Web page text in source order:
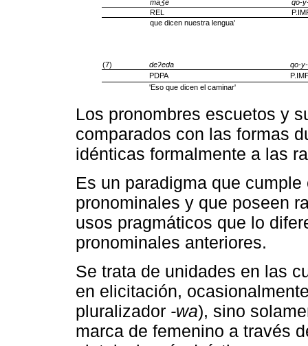
maƷe
qo-
REL
que dicen nuestra lengua'
(7) deʔeda
qo-
PDPA
'Eso que dicen el caminar'
Los pronombres escuetos y
comparados con las formas
idénticas formalmente a las
Es un paradigma que
pronominales y que poseen
usos pragmáticos que lo
pronominales anteriores.
Se trata de unidades en las
en elicitación,
pluralizador -wa), sino
marca de femenino a través